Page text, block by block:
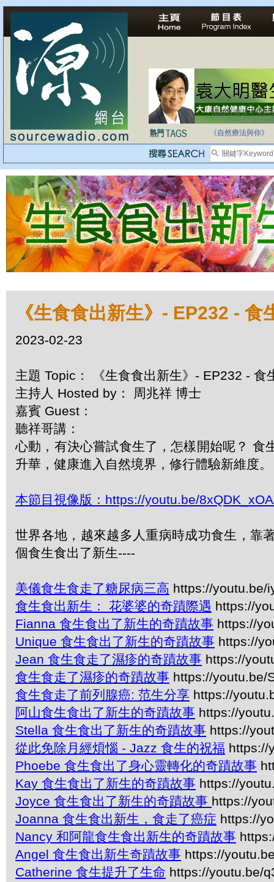
法治社會並不等同
自家教育合法化-
《自然療法與你》
《生食食出新生》- EP232 - 食
2023-02-23
主題 Topic： 《生食食出新生》- EP232 - 食
主持人 Hosted by： 周兆祥 博士
嘉賓 Guest：
聽祥哥講：
心動，有決心嘗試食生了，怎樣開始呢？ 食
升華，健康進入自然境界，修行體驗新維度。
本節目視像版：https://youtu.be/
世界各地，越來越多人重病時成功食生，靠
個食生食出了新生----
美儀食生食走了糖尿病三高 https://youtu.be/
食生食出新生： 花婆婆的奇蹟際遇 https://
Fianna 食生食出了新生的奇蹟故事 https://
Unique 食生食出了新生的奇蹟故事 https://
Jean 食生食走了濕疹的奇蹟故事 https://
食生食走了濕疹的奇蹟故事 https://youtu.be/
食生食走了前列腺癌: 范生分享 https://
阿山食生食出了新生的奇蹟故事 https://
Stella 食生食出了新生的奇蹟故事 https://
從此免除月經煩惱 - Jazz 食生的祝福 https://
Phoebe 食生食出了身心靈轉化的奇蹟故事
Kay 食生食出了新生的奇蹟故事 https://
Joyce 食生食出了新生的奇蹟故事 https://
Joanna 食生食出新生，食走了癌症 https://
Nancy 和阿龍食生食出新生的奇蹟故事
Angel 食生食出新生奇蹟故事 https://
Catherine 食生提升了生命 https://youtu.be/